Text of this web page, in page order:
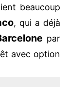
beaucoup
, qui a déjà
par
avec option